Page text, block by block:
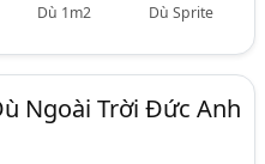
Dù 1m2 Dù Sprite
Ngoài Trời Đức Anh